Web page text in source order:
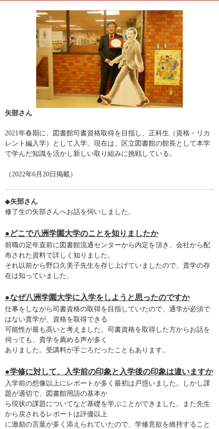
矢部さん
2021年春期に、図書館司書資格取得を目指し、正科生（資格・リカ
レント編入学）として入学。現在は、区立図書館の館長として本学
で学んだ知識を活かし新しい取り組みに挑戦している。
（2022年6月20日掲載）
◆矢部さん
修了生の矢部さんへお話を伺いしました。
●どこで八洲学園大学のことを知りましたか
前職の定年直前に図書館流通センターから内定を頂き、会社から配
布された資料で詳しく知りました。
それ以前から野口久美子先生を存じ上げていましたので、貴学の存
在は知っていました。
●なぜ八洲学園大学に入学をしようと思ったのですか
仕事をしながら司書資格の取得を目指していたので、通学が必須で
はない貴学が、資格を取得できる
可能性が最も高いと考えました。司書資格を取得した方からお話を
伺っても、貴学を薦める声が多く
ありました。受講料が手ごろだったこともあります。
●学修に対して、入学前の印象と入学後の印象は違いますか
入学前の想像以上にレポートが多く最初は戸惑いました。しかし課
題が適切で、図書館用語の基本か
ら現状の課題についてなど基礎を学ぶことができました。また先生
から戻されるレポートは評価以上
に激励の言葉が多く添えられていたので、学修意欲を維持すること